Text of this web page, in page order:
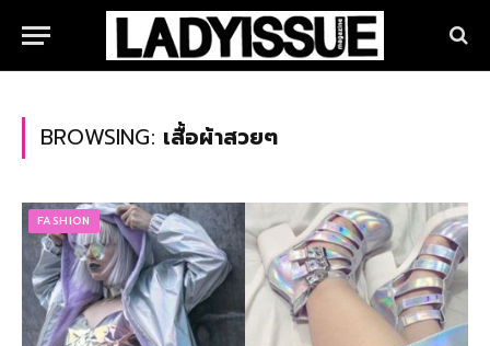
BROWSING: เสื้อผ้าสวยๆ
FASHION